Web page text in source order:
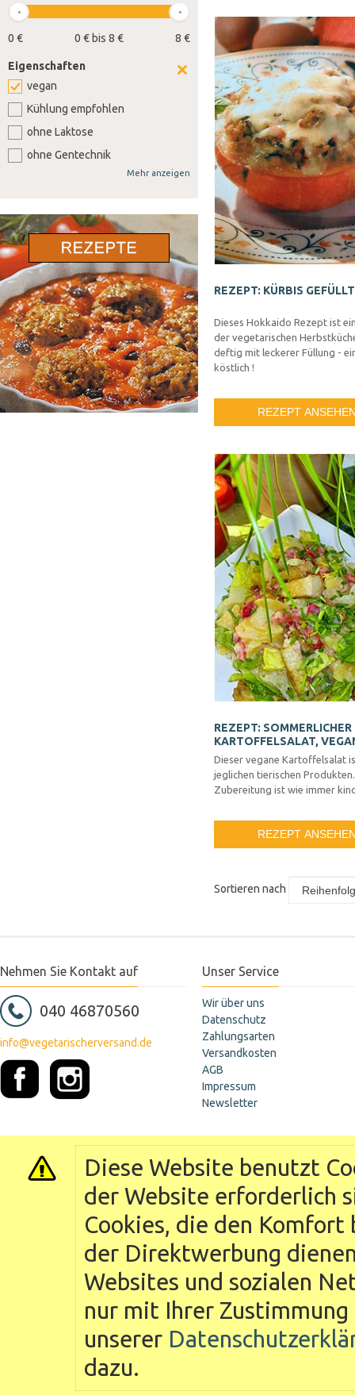
REZEPT: KÜRBIS GEFÜLLT
Dieses Hokkaido Rezept ist
der vegetarischen
deftig mit leckerer Füllung -
köstlich !
REZEPT
REZEPT: SOMMERLICHER
KARTOFFELSALAT,
Dieser vegane Kartoffelsalat
jeglichen tierischen
Zubereitung ist wie immer
REZEPT
Sortieren nach
0 € 8 €
0 € bis 8 €
Eigenschaften
vegan
Kühlung empfohlen
ohne Laktose
ohne Gentechnik
ohne Senf
ohne Sellerie
ohne Lupine
ohne Gluten
ohne Nüsse
Mehr anzeigen
Nehmen Sie Kontakt auf
040 46870560
info@vegetarischerversand.de
Unser Service
Wir über uns
Datenschutz
Zahlungsarten
Versandkosten
AGB
Impressum
Newsletter
Diese Website benutzt
der Website erforderlich
Cookies, die den
der Direktwerbung
Websites und sozialen
nur mit Ihrer
unserer
dazu.